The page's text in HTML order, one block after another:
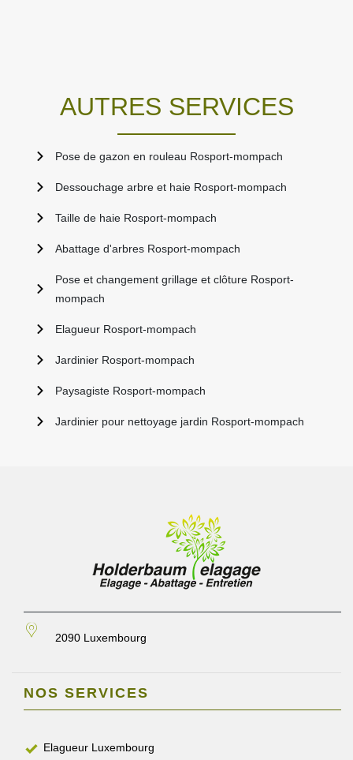
AUTRES SERVICES
Pose de gazon en rouleau Rosport-mompach
Dessouchage arbre et haie Rosport-mompach
Taille de haie Rosport-mompach
Abattage d'arbres Rosport-mompach
Pose et changement grillage et clôture Rosport-
mompach
Elagueur Rosport-mompach
Jardinier Rosport-mompach
Paysagiste Rosport-mompach
Jardinier pour nettoyage jardin Rosport-mompach
2090 Luxembourg
NOS SERVICES
Elagueur Luxembourg